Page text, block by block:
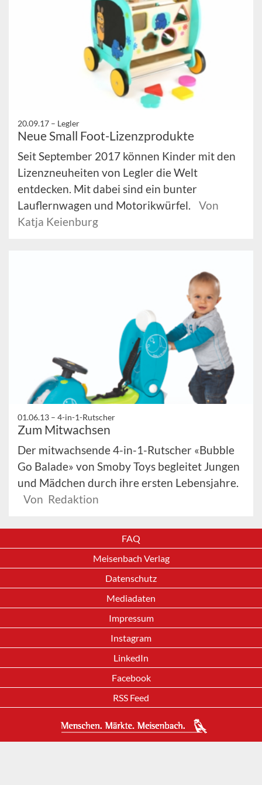
20.09.17 – Legler
Neue Small Foot-Lizenzprodukte
Seit September 2017 können Kinder mit den
Lizenzneuheiten von Legler die Welt
entdecken. Mit dabei sind ein bunter
Lauflernwagen und Motorikwürfel.
Von
Katja Keienburg
01.06.13 – 4-in-1-Rutscher
Zum Mitwachsen
Der mitwachsende 4-in-1-Rutscher «Bubble
Go Balade» von Smoby Toys begleitet Jungen
und Mädchen durch ihre ersten Lebensjahre.
Von Redaktion
FAQ
Meisenbach Verlag
Datenschutz
Mediadaten
Impressum
Instagram
LinkedIn
Facebook
RSS Feed